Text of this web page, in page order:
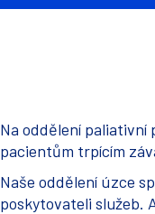
Na oddělení paliativní
pacientům trpícím
Naše oddělení úzce
poskytovateli služeb.